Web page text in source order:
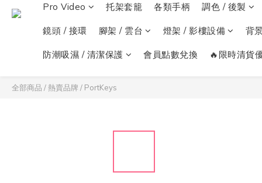
Pro Video 托架套籠 各類手柄 調色 / 後製
鏡頭 / 接環 腳架 / 雲台 燈架 / 影樓設備 背
防潮吸濕 / 清潔保護 會員點數兌換 🔥限時清貨
全部商品 /熱賣品牌 / PortKeys